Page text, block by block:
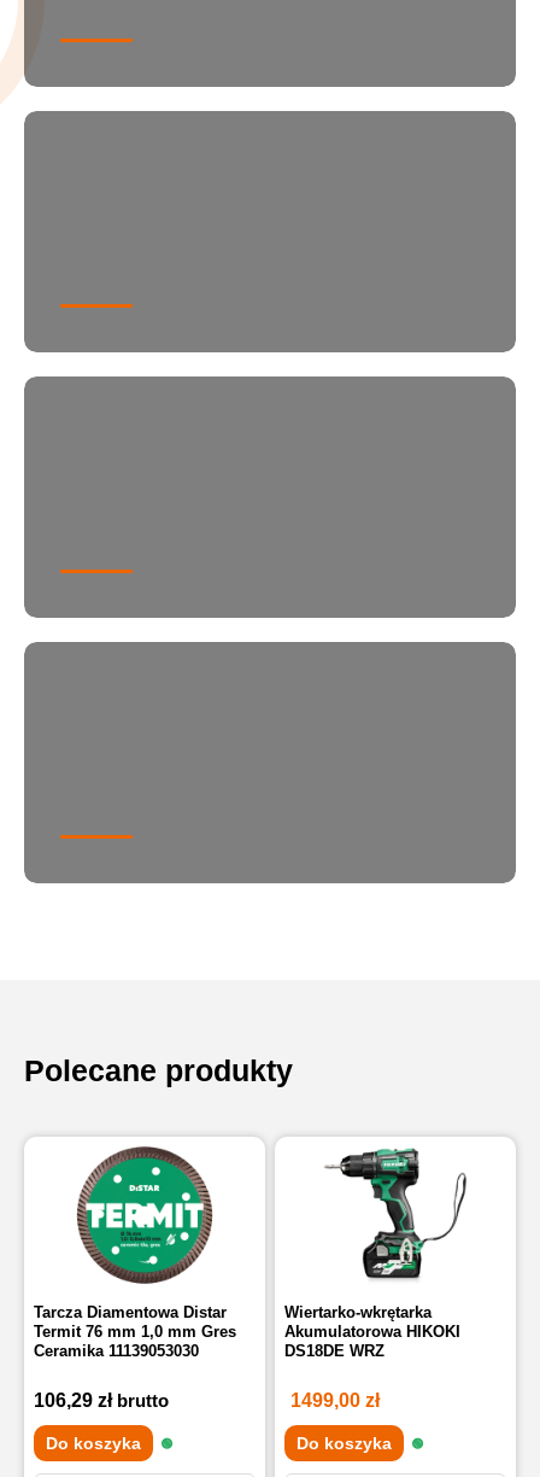
Polecane produkty
Tarcza Diamentowa Distar
Termit 76 mm 1,0 mm Gres
Ceramika 11139053030
106,29 zł brutto
Do koszyka
Wiertarko-wkrętarka
Akumulatorowa HIKOKI
DS18DE WRZ
1499,00zł
Do koszyka